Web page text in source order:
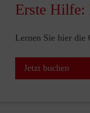
Erste Hilfe:
Lernen Sie hier die
Jetzt buchen